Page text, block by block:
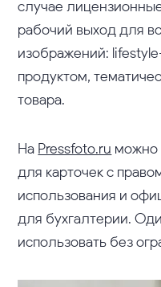
случае
рабочий выход для
изображений:
продуктом,
товара.
На Pressfoto.ru можно
для карточек с
использования и
для бухгалтерии.
использовать без